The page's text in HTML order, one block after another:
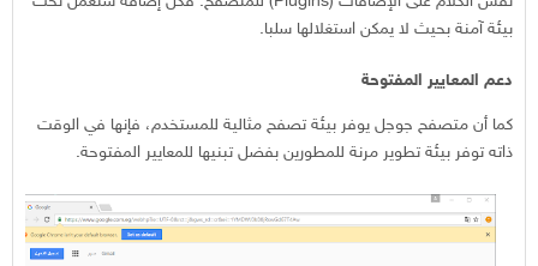
بيئة آمنة بحيث لا يمكن استغلالها سلبا.
دعم المعايير المفتوحة
كما أن متصفح جوجل يوفر بيئة تصفح مثالية للمستخدم، فإنها في الوقت
ذاته توفر بيئة تطوير مرنة للمطورين بفضل تبنيها للمعايير المفتوحة.